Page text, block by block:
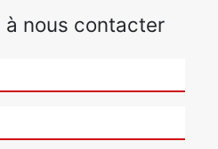
à nous contacter